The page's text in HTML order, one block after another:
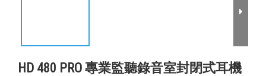
HD 480 PRO 專業監聽錄音室封閉式耳機